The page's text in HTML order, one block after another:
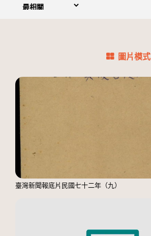
圖片模式
臺灣新聞報底片民國七十二年（九）